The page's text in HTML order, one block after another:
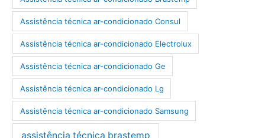
Assistência técnica ar-condicionado Consul
Assistência técnica ar-condicionado Electrolux
Assistência técnica ar-condicionado Ge
Assistência técnica ar-condicionado Lg
Assistência técnica ar-condicionado Samsung
assistência técnica brastemp